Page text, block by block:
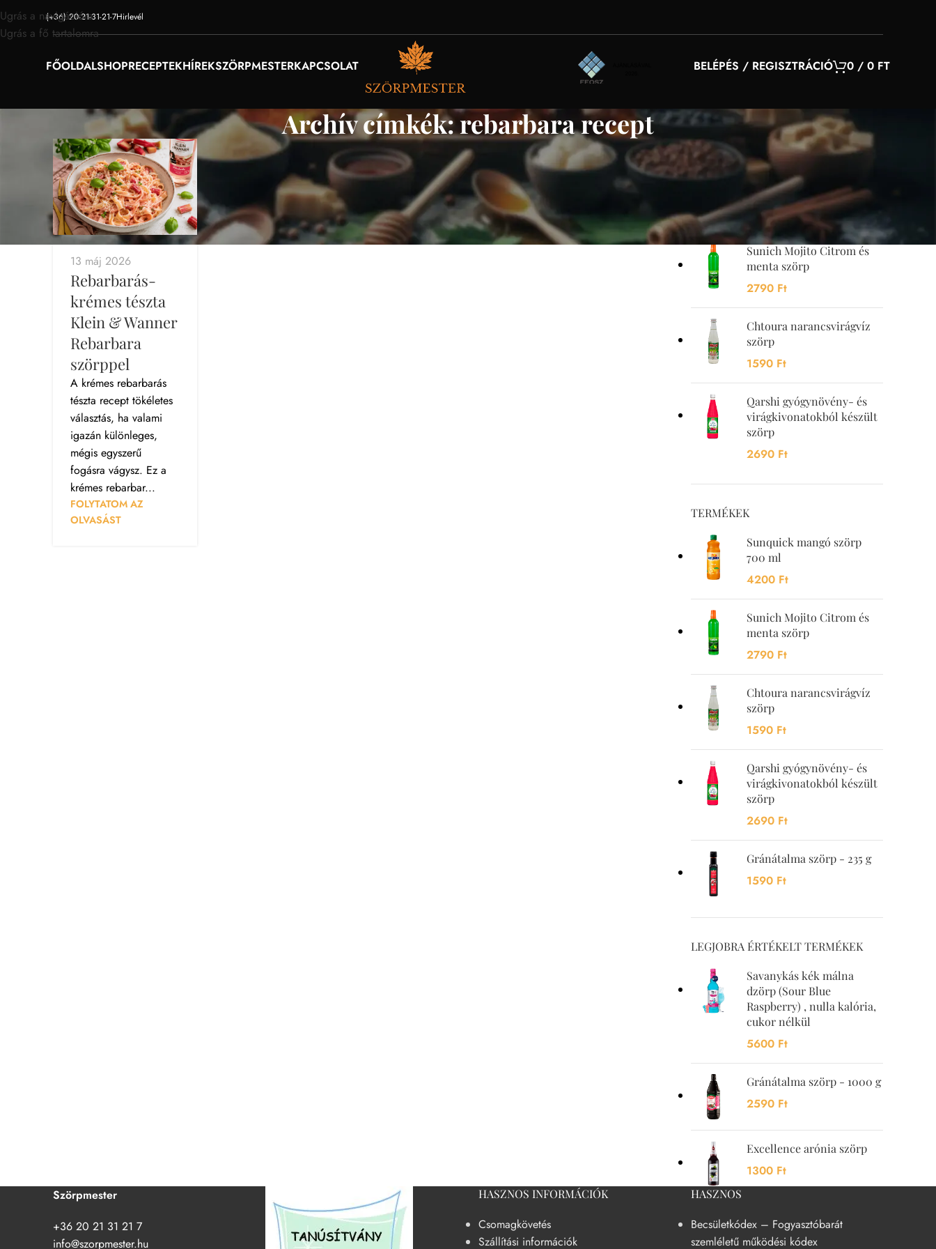
Ugrás a navigációra
Ugrás a fő tartalomra
(+36) 20-21-31-21-7Hirlevél
FŐOLDALSHOPRECEPTEKHÍREKSZÖRPMESTERKAPCSOLAT BELÉPÉS / REGISZTRÁCIÓ 0 / 0 FT
Archív címkék: rebarbara recept
13 máj 2026
Rebarbarás-
krémes tészta
Klein & Wanner
Rebarbara
szörppel
A krémes rebarbarás
tészta recept tökéletes
választás, ha valami
igazán különleges,
mégis egyszerű
fogásra vágysz. Ez a
krémes rebarbar...
FOLYTATOM AZ
OLVASÁST
YOU MAY ALSO LIKE…
Sunquick mangó szörp
700 ml
4200Ft
Sunich Mojito Citrom és
menta szörp
2790 Ft
Chtoura narancsvirágvíz
szörp
1590 Ft
Qarshi gyógynövény- és
virágkivonatokból készült
szörp
2690 Ft
TERMÉKEK
Sunquick mangó szörp
700 ml
4200 Ft
Sunich Mojito Citrom és
menta szörp
2790 Ft
Chtoura narancsvirágvíz
szörp
1590 Ft
Qarshi gyógynövény- és
virágkivonatokból készült
szörp
2690 Ft
Gránátalma szörp - 235 g
1590 Ft
LEGJOBRA ÉRTÉKELT TERMÉKEK
Savanykás kék málna
dzörp (Sour Blue
Raspberry) , nulla kalória,
cukor nélkül
5600 Ft
Gránátalma szörp - 1000 g
2590 Ft
Excellence arónia szörp
1300 Ft
Szörpmester
+36 20 21 31 21 7
info@szorpmester.hu
HASZNOS INFORMÁCIÓK
Csomagkövetés
Szállítási információk
HASZNOS
Becsületkódex – Fogyasztóbarát
szemléletű működési kódex